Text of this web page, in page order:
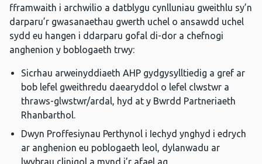
fframwaith i archwilio a datblygu cynlluniau gweithlu sy’n
darparu’r gwasanaethau gwerth uchel o ansawdd uchel
sydd eu hangen i ddarparu gofal di-dor a chefnogi
anghenion y boblogaeth trwy:
Sicrhau arweinyddiaeth AHP gydgysylltiedig a gref ar
bob lefel gweithredu daearyddol o lefel clwstwr a
thraws-glwstwr/ardal, hyd at y Bwrdd Partneriaeth
Rhanbarthol.
Dwyn Proffesiynau Perthynol i Iechyd ynghyd i edrych
ar anghenion eu poblogaeth leol, dylanwadu ar
lwybrau clinigol a mynd i’r afael ag